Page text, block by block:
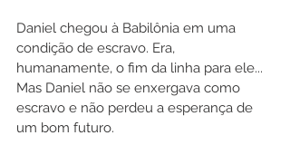
Daniel chegou à Babilônia em uma
condição de escravo. Era,
humanamente, o fim da linha para ele...
Mas Daniel não se enxergava como
escravo e não perdeu a esperança de
um bom futuro.